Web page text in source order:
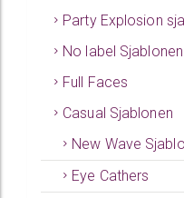
Party Explosion
No label Sjablonen
Full Faces
Casual Sjablonen
New Wave
Eye Cathers